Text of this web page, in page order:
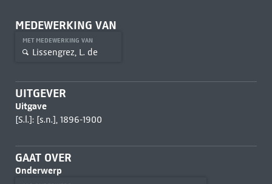
MEDEWERKING VAN
MET MEDEWERKING VAN
Lissengrez, L. de
UITGEVER
Uitgave
[S.l.]: [s.n.], 1896-1900
GAAT OVER
Onderwerp